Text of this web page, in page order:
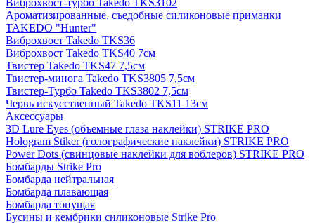
Виброхвост-турбо Takedo TKS3102
Ароматизированные, съедобные силиконовые приманки
TAKEDO "Hunter"
Виброхвост Takedo TKS36
Виброхвост Takedo TKS40 7см
Твистер Takedo TKS47 7,5см
Твистер-минога Takedo TKS3805 7,5см
Твистер-Турбо Takedo TKS3802 7,5см
Червь искусственный Takedo TKS11 13см
Аксессуары
3D Lure Eyes (объемные глаза наклейки) STRIKE PRO
Hologram Stiker (голографические наклейки) STRIKE PRO
Power Dots (свинцовые наклейки для воблеров) STRIKE PRO
Бомбарды Strike Pro
Бомбарда нейтральная
Бомбарда плавающая
Бомбарда тонущая
Бусины и кембрики силиконовые Strike Pro